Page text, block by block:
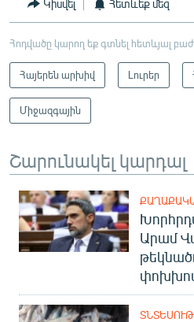
Կիսվել Հետևեք մեզ
Հոդվածը կարող եք գտնել հետևյալ
Հայերեն արխիվ Լուրեր
Միջազգային
Շարունակել կարդալ
Արամ